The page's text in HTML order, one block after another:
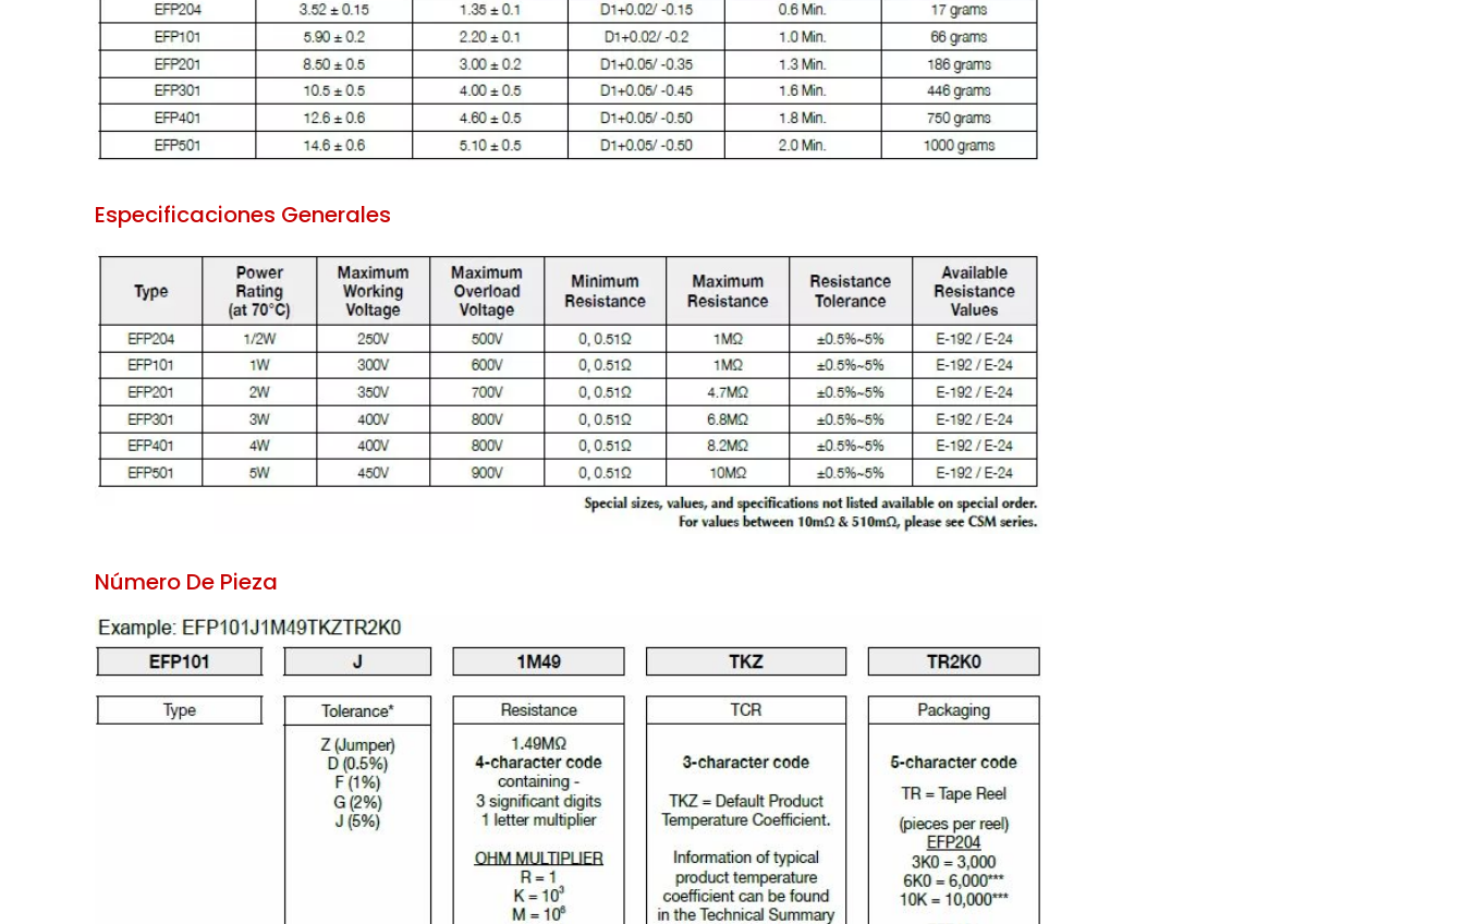
Especificaciones Generales
Número De Pieza